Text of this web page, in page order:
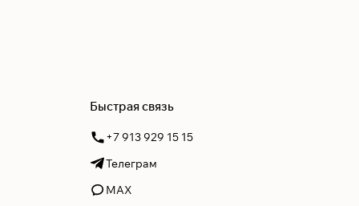
Быстрая связь
+7 913 929 15 15
Телеграм
MAX